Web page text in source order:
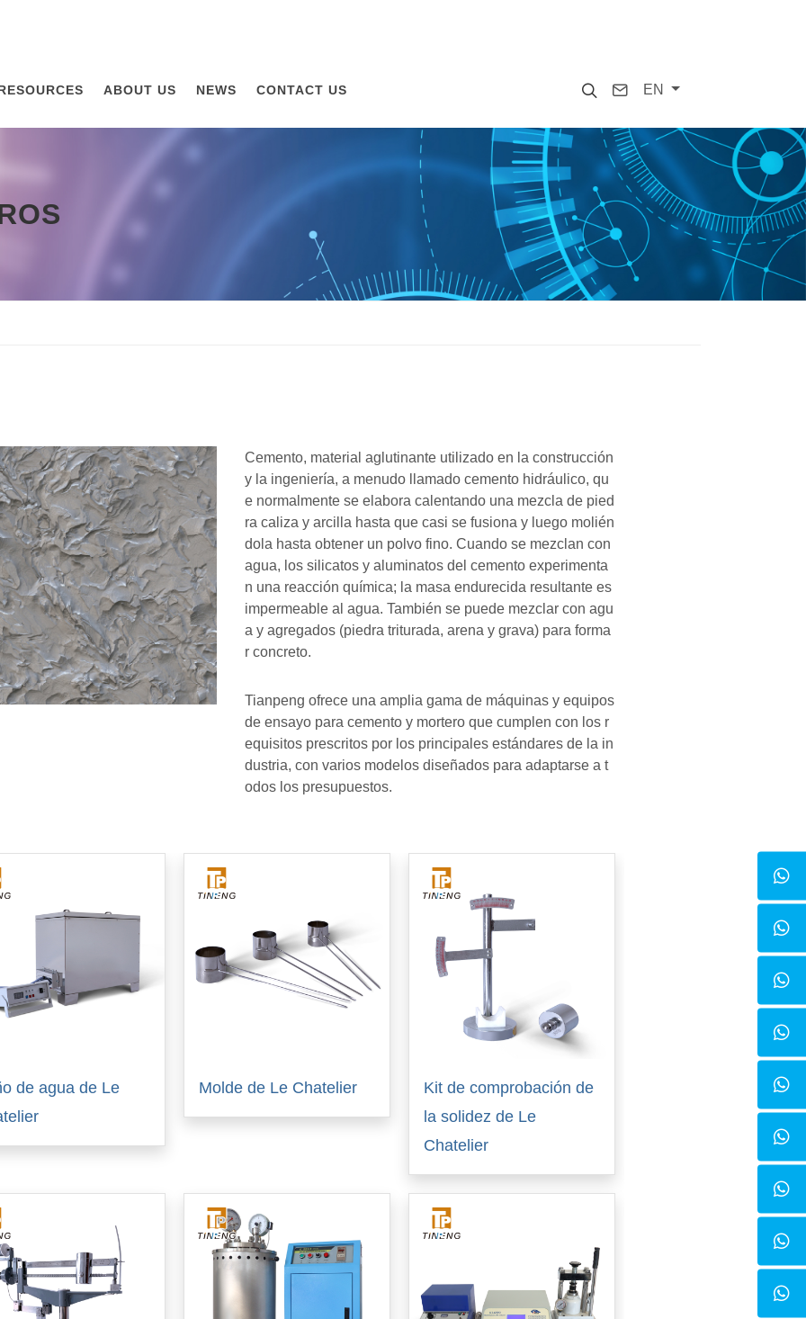
SearchContact
EN
ABOUT US NEWS CONTACT US
Cemento, material aglutinante utilizado en la construcción
y la ingeniería, a menudo llamado cemento hidráulico, qu
e normalmente se elabora calentando una mezcla de pied
ra caliza y arcilla hasta que casi se fusiona y luego molién
dola hasta obtener un polvo fino. Cuando se mezclan con
agua, los silicatos y aluminatos del cemento experimenta
n una reacción química; la masa endurecida resultante es
impermeable al agua. También se puede mezclar con agu
a y agregados (piedra triturada, arena y grava) para forma
r concreto.
Tianpeng ofrece una amplia gama de máquinas y equipos
de ensayo para cemento y mortero que cumplen con los r
equisitos prescritos por los principales estándares de la in
dustria, con varios modelos diseñados para adaptarse a t
odos los presupuestos.
de agua de Le
Molde de Le Chatelier
Kit de comprobación de
la solidez de Le
Chatelier